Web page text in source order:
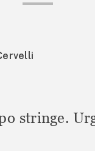
stringe.